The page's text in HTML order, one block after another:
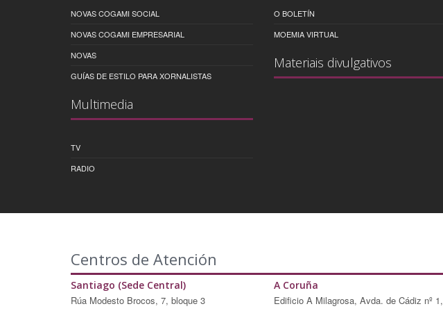
NOVAS COGAMI SOCIAL
NOVAS COGAMI EMPRESARIAL
NOVAS
GUÍAS DE ESTILO PARA XORNALISTAS
Multimedia
TV
RADIO
O BOLETÍN
MOEMIA VIRTUAL
Materiais divulgativos
Centros de Atención
Santiago (Sede Central)
Rúa Modesto Brocos, 7, bloque 3
A Coruña
Edificio A Milagrosa, Avda. de Cádiz nº 1,